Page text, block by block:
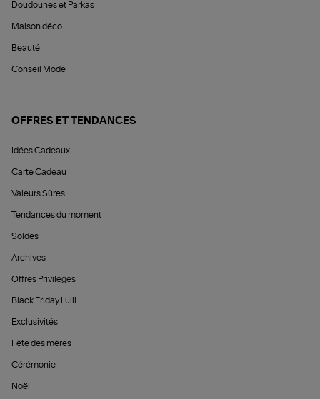
Doudounes et Parkas
Maison déco
Beauté
Conseil Mode
OFFRES ET TENDANCES
Idées Cadeaux
Carte Cadeau
Valeurs Sûres
Tendances du moment
Soldes
Archives
Offres Privilèges
Black Friday Lulli
Exclusivités
Fête des mères
Cérémonie
Noël